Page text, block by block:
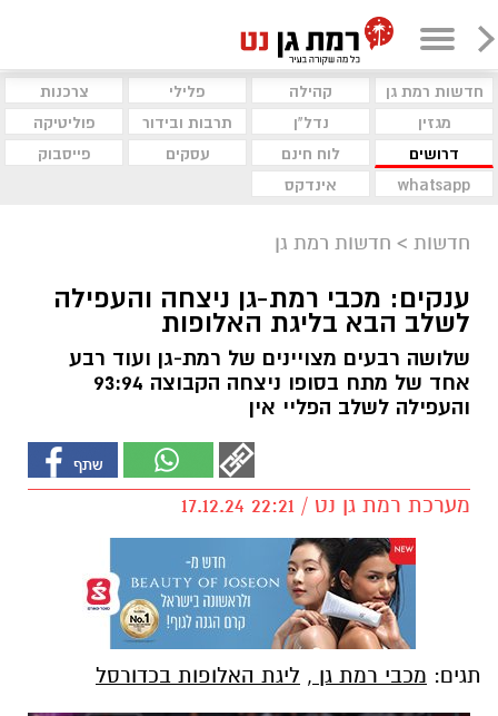
חדשות רמת גן קהילה פלילי
צרכנות
מגזין
נדל"ן תרבות ובידור
פוליטיקה
דרושים
לוח חינם עסקים
פייסבוק
whatsapp
אינדקס
חדשות > חדשות רמת גן
ענקים: מכבי רמת-גן ניצחה והעפילה
לשלב הבא בליגת האלופות
שלושה רבעים מצויינים של רמת-גן ועוד רבע
אחד של מתח בסופו ניצחה הקבוצה 93:94
והעפילה לשלב הפליי אין
מערכת רמת גן נט / 22:21 17.12.24
תגים: מכבי רמת גן , ליגת האלופות בכדורסל